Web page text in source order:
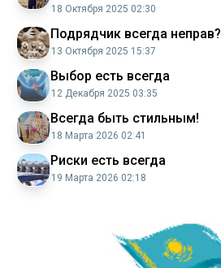
18 Октября 2025 02:30
Подрядчик всегда неправ?
13 Октября 2025 15:37
Выбор есть всегда
12 Декабря 2025 03:35
Всегда быть стильным!
18 Марта 2026 02:41
Риски есть всегда
19 Марта 2026 02:18